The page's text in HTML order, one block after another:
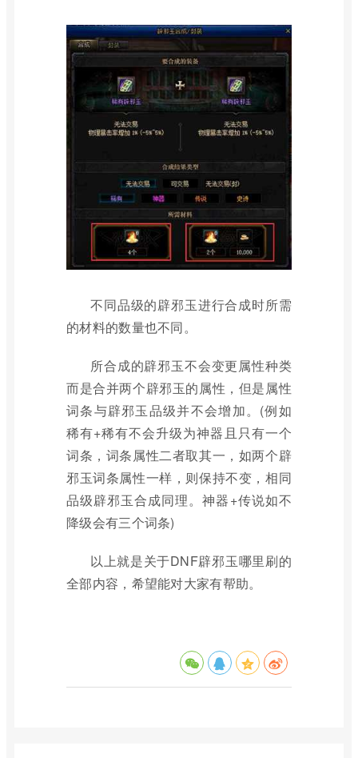
不同品级的辟邪玉进行合成时所需
的材料的数量也不同。
所合成的辟邪玉不会变更属性种类
而是合并两个辟邪玉的属性，但是属性
词条与辟邪玉品级并不会增加。(例如
稀有+稀有不会升级为神器且只有一个
词条，词条属性二者取其一，如两个辟
邪玉词条属性一样，则保持不变，相同
品级辟邪玉合成同理。神器+传说如不
降级会有三个词条)
以上就是关于DNF辟邪玉哪里刷的
全部内容，希望能对大家有帮助。